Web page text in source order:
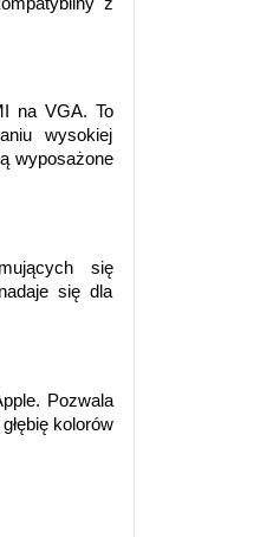
na VGA. To
wysokiej
wyposażone
się
się dla
Pozwala
kolorów